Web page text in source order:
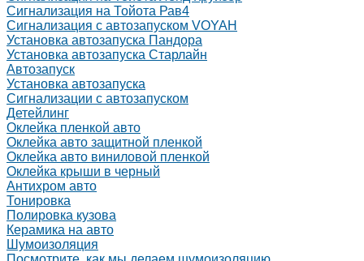
Сигнализация на Тойота Рав4
Сигнализация с автозапуском VOYAH
Установка автозапуска Пандора
Установка автозапуска Старлайн
Автозапуск
Установка автозапуска
Сигнализации с автозапуском
Детейлинг
Оклейка пленкой авто
Оклейка авто защитной пленкой
Оклейка авто виниловой пленкой
Оклейка крыши в черный
Антихром авто
Тонировка
Полировка кузова
Керамика на авто
Шумоизоляция